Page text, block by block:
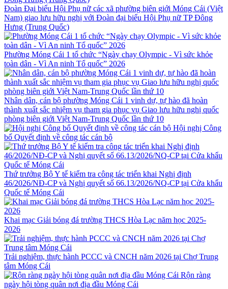
Đoàn Đại biểu Hội Phụ nữ các xã phường biên giới Móng Cái (Việt
Nam) giao lưu hữu nghị với Đoàn đại biểu Hội Phụ nữ TP Đông
Hưng (Trung Quốc)
Phường Móng Cái 1 tổ chức “Ngày chạy Olympic - Vì sức khỏe
toàn dân - Vì An ninh Tổ quốc” 2026
Nhân dân, cán bộ phường Móng Cái 1 vinh dự, tự hào đã hoàn
thành xuất sắc nhiệm vụ tham gia phục vụ Giao lưu hữu nghị quốc
phòng biên giới Việt Nam-Trung Quốc lần thứ 10
Hội nghị Công
bố Quyết định về công tác cán bộ
Thứ trưởng Bộ Y tế kiểm tra công tác triển khai Nghị định
46/2026/NĐ-CP và Nghị quyết số 66.13/2026/NQ-CP tại Cửa khẩu
Quốc tế Móng Cái
Khai mạc Giải bóng đá trường THCS Hòa Lạc năm học 2025-
2026
Trải nghiệm, thực hành PCCC và CNCH năm 2026 tại Chợ Trung
tâm Móng Cái
Rộn ràng
ngày hội tòng quân nơi địa đầu Móng Cái